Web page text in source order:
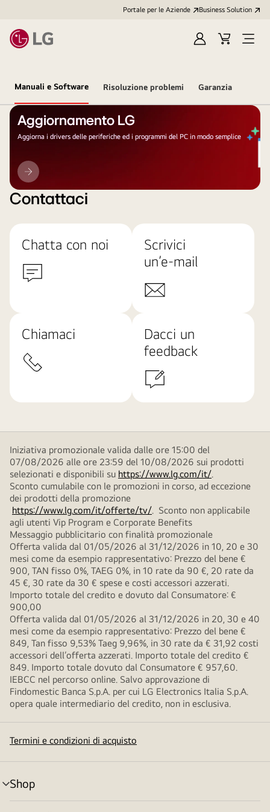
Portale per le Aziende Business Solution
AccediCart
Open
Manuali e Software Risoluzione problemi Garanzia
Aggiornamento LG
Aggiorna i drivers delle periferiche ed i programmi del PC in modo semplice
Aggiornamento
LG
Contattaci
Chatta con noi
Scrivici
un’e-mail
Chiamaci
Dacci un
feedback
Iniziativa promozionale valida dalle ore 15:00 del
07/08/2026 alle ore 23:59 del 10/08/2026 sui prodotti
selezionati e disponibili su https://www.lg.com/it/.
Sconto cumulabile con le promozioni in corso, ad eccezione
dei prodotti della promozione
https://www.lg.com/it/offerte/tv/. Sconto non applicabile
agli utenti Vip Program e Corporate Benefits
Messaggio pubblicitario con finalità promozionale
Offerta valida dal 01/05/2026 al 31/12/2026 in 10, 20 e 30
mesi come da esempio rappresentativo: Prezzo del bene €
900, TAN fisso 0%, TAEG 0%, in 10 rate da 90 €, 20 rate da
45 €, 30 rate da 30 € spese e costi accessori azzerati.
Importo totale del credito e dovuto dal Consumatore: €
900,00
Offerta valida dal 01/05/2026 al 31/12/2026 in 20, 30 e 40
mesi come da esempio rappresentativo: Prezzo del bene €
849, Tan fisso 9,53% Taeg 9,96%, in 30 rate da € 31,92 costi
accessori dell’offerta azzerati. Importo totale del credito €
849. Importo totale dovuto dal Consumatore € 957,60.
IEBCC nel percorso online. Salvo approvazione di
Findomestic Banca S.p.A. per cui LG Electronics Italia S.p.A.
opera quale intermediario del credito, non in esclusiva.
Termini e condizioni di acquisto
Shop
Attivazione
menu